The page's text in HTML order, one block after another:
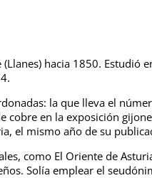
hacia 1850. Estudió
la que lleva el
cobre en la exposición
el mismo año de su
como El Oriente de
Solía emplear el